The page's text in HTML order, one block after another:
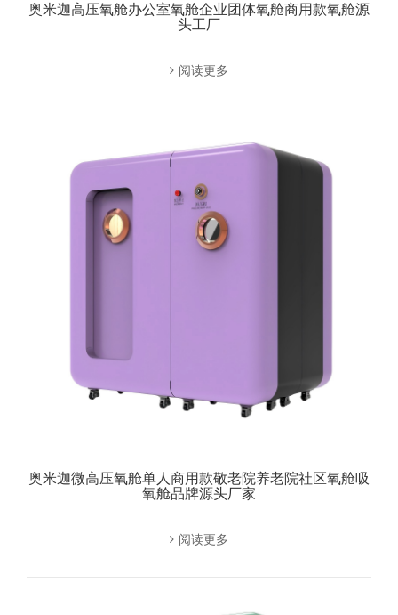
奥米迦高压氧舱办公室氧舱企业团体氧舱商用款氧舱源
头工厂
阅读更多
奥米迦微高压氧舱单人商用款敬老院养老院社区氧舱吸
氧舱品牌源头厂家
阅读更多